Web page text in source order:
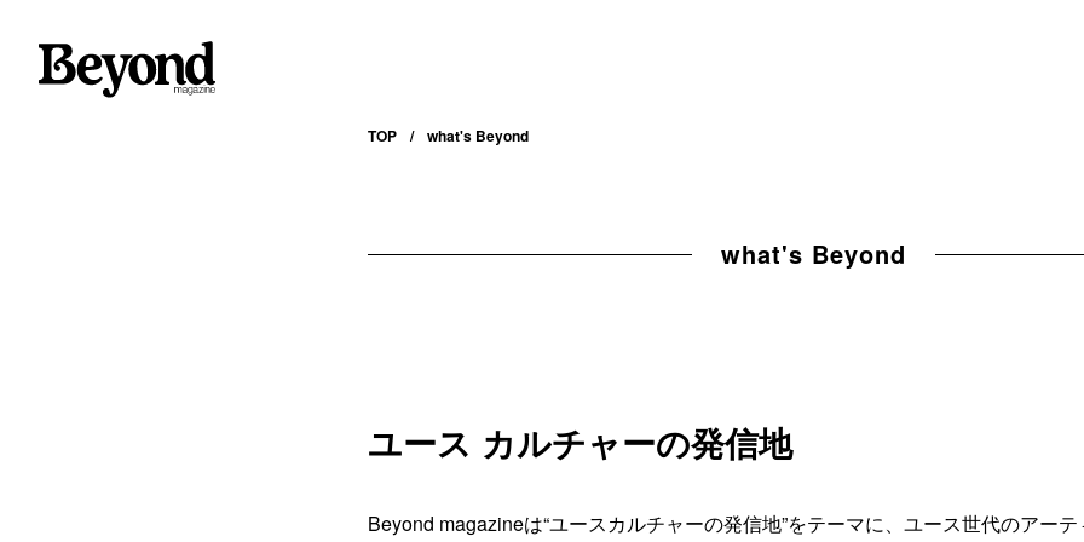
TOP what's Beyond
what's Beyond
ユース カルチャーの発信地
Beyond magazineは“ユースカルチャーの発信地”をテーマに、ユース世代のアー